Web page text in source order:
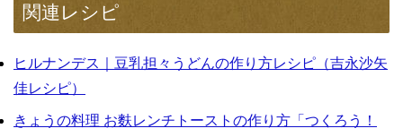
関連レシピ
ヒルナンデス｜豆乳担々うどんの作り方レシピ（吉永沙矢
佳レシピ）
きょうの料理 お麩レンチトーストの作り方「つくろう！